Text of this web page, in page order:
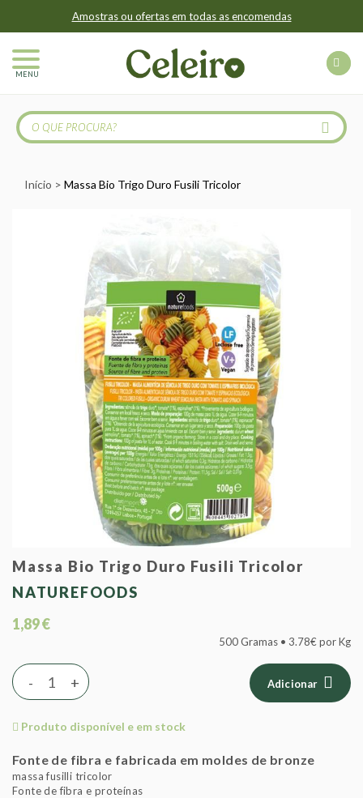
Amostras ou ofertas em todas as encomendas
MENU
Início Massa Bio Trigo Duro Fusili Tricolor
Massa Bio Trigo Duro Fusili Tricolor
NATUREFOODS
1,89 €
500 Gramas • 3.78€ por Kg
+
- Adicionar
Produto disponível e em stock
Fonte de fibra e fabricada em moldes de bronze
massa fusilli tricolor
Fonte de fibra e proteínas